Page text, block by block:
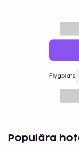
Flygplats
Populära